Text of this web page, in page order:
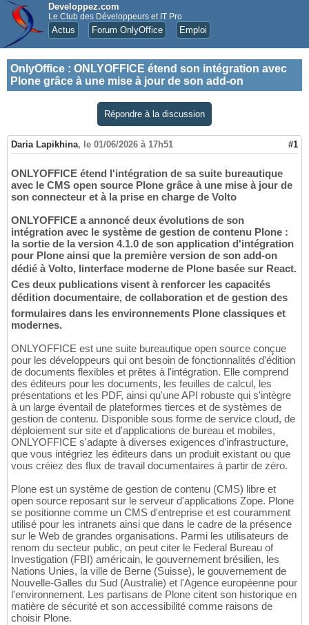
Developpez.com
Le Club des Développeurs et IT Pro
Actus Forum OnlyOffice Emploi
OnlyOffice : ONLYOFFICE étend son intégration avec
Plone grâce à une mise à jour de son add-on
Répondre à la discussion
Daria Lapikhina, le 01/06/2026 à 17h51 #1
ONLYOFFICE étend l'intégration de sa suite bureautique
avec le CMS open source Plone grâce à une mise à jour de
son connecteur et à la prise en charge de Volto
ONLYOFFICE a annoncé deux évolutions de son
intégration avec le système de gestion de contenu Plone :
la sortie de la version 4.1.0 de son application d'intégration
pour Plone ainsi que la première version de son add-on
dédié à Volto, linterface moderne de Plone basée sur React.
Ces deux publications visent à renforcer les capacités
dédition documentaire, de collaboration et de gestion des
formulaires dans les environnements Plone classiques et
modernes.
ONLYOFFICE est une suite bureautique open source conçue
pour les développeurs qui ont besoin de fonctionnalités d'édition
de documents flexibles et prêtes à l'intégration. Elle comprend
des éditeurs pour les documents, les feuilles de calcul, les
présentations et les PDF, ainsi qu'une API robuste qui s'intègre
à un large éventail de plateformes tierces et de systèmes de
gestion de contenu. Disponible sous forme de service cloud, de
déploiement sur site et d'applications de bureau et mobiles,
ONLYOFFICE s'adapte à diverses exigences d'infrastructure,
que vous intégriez les éditeurs dans un produit existant ou que
vous créiez des flux de travail documentaires à partir de zéro.
Plone est un système de gestion de contenu (CMS) libre et
open source reposant sur le serveur d'applications Zope. Plone
se positionne comme un CMS d'entreprise et est couramment
utilisé pour les intranets ainsi que dans le cadre de la présence
sur le Web de grandes organisations. Parmi les utilisateurs de
renom du secteur public, on peut citer le Federal Bureau of
Investigation (FBI) américain, le gouvernement brésilien, les
Nations Unies, la ville de Berne (Suisse), le gouvernement de
Nouvelle-Galles du Sud (Australie) et l'Agence européenne pour
l'environnement. Les partisans de Plone citent son historique en
matière de sécurité et son accessibilité comme raisons de
choisir Plone.